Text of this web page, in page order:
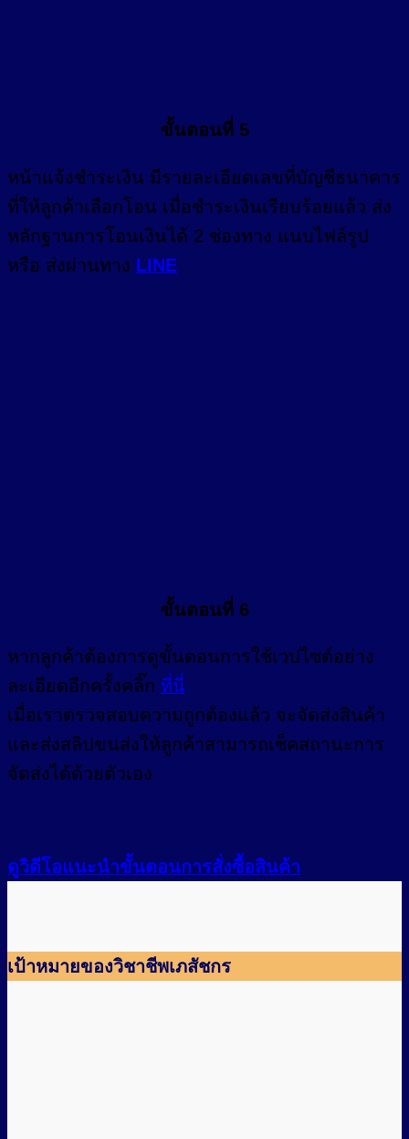
ขั้นตอนที่ 5
หน้าแจ้งชำระเงิน มีรายละเอียดเลขที่บัญชีธนาคาร
ที่ให้ลูกค้าเลือกโอน เมื่อชำระเงินเรียบร้อยแล้ว ส่ง
หลักฐานการโอนเงินได้ 2 ช่องทาง แนบไฟล์รูป
หรือ ส่งผ่านทาง LINE
ขั้นตอนที่ 6
หากลูกค้าต้องการดูขั้นตอนการใช้เวปไซต์อย่าง
ละเอียดอีกครั้งคลิ๊ก ที่นี่
เมื่อเราตรวจสอบความถูกต้องแล้ว จะจัดส่งสินค้า
และส่งสลิปขนส่งให้ลูกค้าสามารถเช็คสถานะการ
จัดส่งได้ด้วยตัวเอง
ดูวิดีโอแนะนำขั้นตอนการสั่งซื้อสินค้า
เป้าหมายของวิชาชีพเภสัชกร